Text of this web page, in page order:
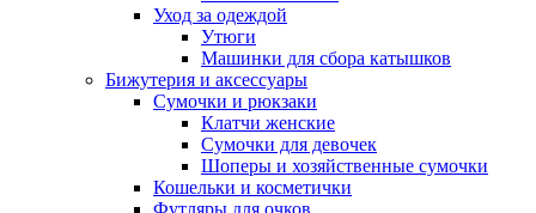
Уход за одеждой
Утюги
Машинки для сбора катышков
Бижутерия и аксессуары
Сумочки и рюкзаки
Клатчи женские
Сумочки для девочек
Шоперы и хозяйственные сумочки
Кошельки и косметички
Футляры для очков